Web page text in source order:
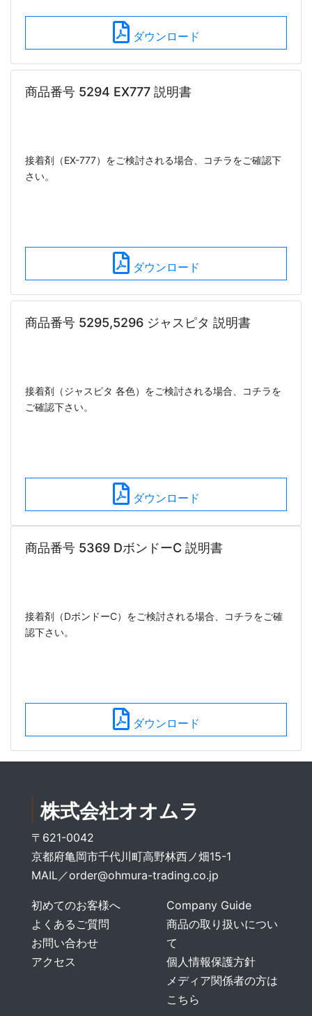
ダウンロード
商品番号 5294 EX777 説明書
接着剤（EX-777）をご検討される場合、コチラをご確認下
さい。
ダウンロード
商品番号 5295,5296 ジャスピタ 説明書
接着剤（ジャスピタ 各色）をご検討される場合、コチラを
ご確認下さい。
ダウンロード
商品番号 5369 DボンドーC 説明書
接着剤（DボンドーC）をご検討される場合、コチラをご確
認下さい。
ダウンロード
株式会社オオムラ
〒621-0042
京都府亀岡市千代川町高野林西ノ畑15-1
MAIL／order@ohmura-trading.co.jp
初めてのお客様へ
よくあるご質問
お問い合わせ
アクセス
Company Guide
商品の取り扱いについ
て
個人情報保護方針
メディア関係者の方は
こちら